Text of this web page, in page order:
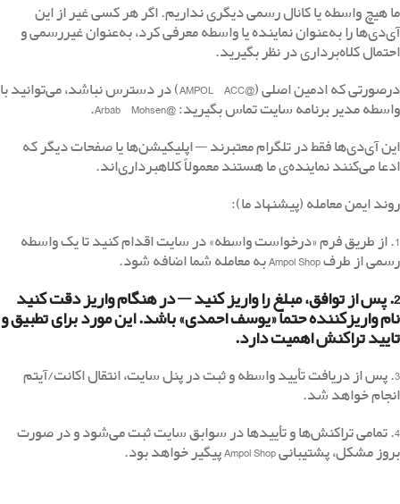
ما هیچ واسطه یا کانال رسمی دیگری نداریم. اگر هر کسی غیر از این
آی‌دی‌ها را به‌عنوان نماینده یا واسطه معرفی کرد، به‌عنوان غیررسمی و
احتمال کلاه‌برداری در نظر بگیرید.
درصورتی که ادمین اصلی (@AMPOL_ACC) در دسترس نباشد، می‌توانید با
واسطه مدیر برنامه سایت تماس بگیرید: @Arbab_Mohsen.
این آی‌دی‌ها فقط در تلگرام معتبرند — اپلیکیشن‌ها یا صفحات دیگر که
ادعا می‌کنند نماینده‌ی ما هستند معمولاً کلاهبرداری‌اند.
روند ایمن معامله (پیشنهاد ما):
1. از طریق فرم «درخواست واسطه» در سایت اقدام کنید تا یک واسطه
رسمی از طرف Ampol Shop به معامله شما اضافه شود.
2. پس از توافق، مبلغ را واریز کنید — در هنگام واریز دقت کنید
نام واریزکننده حتماً «یوسف احمدی» باشد. این مورد برای تطبیق و
تایید تراکنش اهمیت دارد.
3. پس از دریافت تأیید واسطه و ثبت در پنل سایت، انتقال اکانت/آیتم
انجام خواهد شد.
4. تمامی تراکنش‌ها و تأیید‌ها در سوابق سایت ثبت می‌شود و در صورت
بروز مشکل، پشتیبانی Ampol Shop پیگیر خواهد بود.